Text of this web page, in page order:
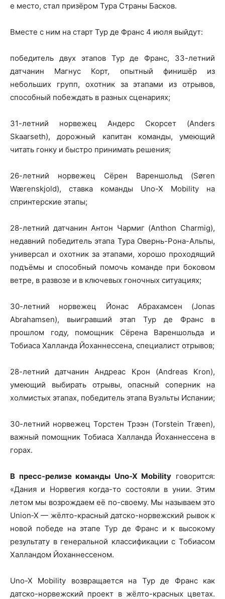
е место, стал призёром Тура Страны Басков.
Вместе с ним на старт Тур де Франс 4 июля выйдут:
победитель двух этапов Тур де Франс, 33-летний
датчанин Магнус Корт, опытный финишёр из
небольших групп, охотник за этапами из отрывов,
способный побеждать в разных сценариях;
31-летний норвежец Андерс Скорсет (Anders
Skaarseth), дорожный капитан команды, умеющий
читать гонку и быстро принимать решения;
26-летний норвежец Сёрен Вареншольд (Søren
Wærenskjold), ставка команды Uno-X Mobility на
спринтерские этапы;
28-летний датчанин Антон Чармиг (Anthon Charmig),
недавний победитель этапа Тура Овернь-Рона-Альпы,
универсал и охотник за этапами, хорошо проходящий
подъёмы и способный помочь команде при боковом
ветре, в развозе и в ключевых гоночных ситуациях;
30-летний норвежец Йонас Абрахамсен (Jonas
Abrahamsen), выигравший этап Тур де Франс в
прошлом году, помощник Сёрена Вареншольда и
Тобиаса Халланда Йоханнессена, специалист отрывов;
28-летний датчанин Андреас Крон (Andreas Kron),
умеющий выбирать отрывы, опасный соперник на
холмистых этапах, победитель этапа Вуэльты Испании;
30-летний норвежец Торстен Трээн (Torstein Træen),
важный помощник Тобиаса Халланда Йоханнессена в
горах.
В пресс-релизе команды Uno-X Mobility говорится:
«Дания и Норвегия когда-то состояли в унии. Этим
летом мы возрождаем её по-своему. Мы называем это
Union‑X — жёлто-красный датско-норвежский рывок к
новой победе на этапе Тур де Франс и к высокому
результату в генеральной классификации с Тобиасом
Халландом Йоханнессеном.
Uno-X Mobility возвращается на Тур де Франс как
датско-норвежский проект в жёлто-красных цветах.